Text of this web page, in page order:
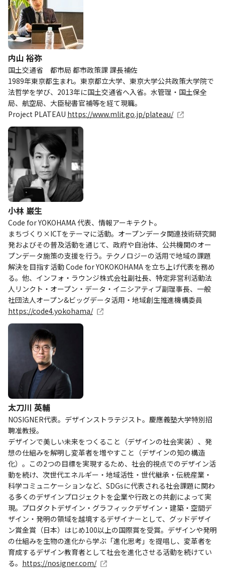
内山 裕弥
国土交通省 都市局 都市政策課 課長補佐
1989年東京都生まれ。東京都立大学、東京大学公共政策大学院で
法哲学を学び、2013年に国土交通省へ入省。水管理・国土保全
局、航空局、大臣秘書官補等を経て現職。
Project PLATEAU https://www.mlit.go.jp/plateau/
小林 巌生
Code for YOKOHAMA 代表、情報アーキテクト。
まちづくり×ICTをテーマに活動。オープンデータ関連技術研究開
発およびその普及活動を通じて、政府や自治体、公共機関のオー
プンデータ施策の支援を行う。テクノロジーの活用で地域の課題
解決を目指す活動 Code for YOKOKOHAMA を立ち上げ代表を務め
る。他、インフォ・ラウンジ株式会社副社長、特定非営利活動法
人リンクト・オープン・データ・イニシアティブ副理事長、一般
社団法人オープン&ビッグデータ活用・地域創生推進機構委員
https://code4.yokohama/
太刀川 英輔
NOSIGNER代表。デザインストラテジスト。慶應義塾大学特別招
聘准教授。
デザインで美しい未来をつくること（デザインの社会実装）、発
想の仕組みを解明し変革者を増やすこと（デザインの知の構造
化）。この2つの目標を実現するため、社会的視点でのデザイン活
動を続け、次世代エネルギー・地域活性・世代継承・伝統産業・
科学コミュニケーションなど、SDGsに代表される社会課題に関わ
る多くのデザインプロジェクトを企業や行政との共創によって実
現。プロダクトデザイン・グラフィックデザイン・建築・空間デ
ザイン・発明の領域を越境するデザイナーとして、グッドデザイ
ン賞金賞（日本）はじめ100以上の国際賞を受賞。デザインや発明
の仕組みを生物の進化から学ぶ「進化思考」を提唱し、変革者を
育成するデザイン教育者として社会を進化させる活動を続けてい
る。 https://nosigner.com/